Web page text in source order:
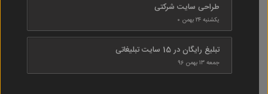
طراحی سایت شرکتی
یکشنبه ۲۴ بهمن ۰
تبلیغ رایگان در 15 سایت تبلیغاتی
جمعه ۱۳ بهمن ۹۶